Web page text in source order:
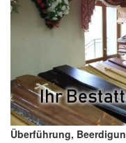
Überführung,